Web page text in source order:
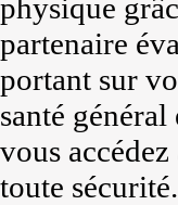
physique
partenaire
portant sur
santé
vous
toute sécurité.